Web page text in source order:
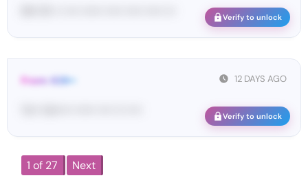
Verify to unlock
12 DAYS AGO
From: 628••
Verify to unlock
1 of 27
Next